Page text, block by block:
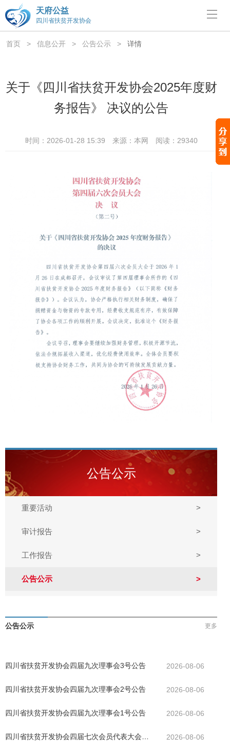
天府公益
四川省扶贫开发协会
首页 > 信息公开 > 公告公示 > 详情
关于《四川省扶贫开发协会2025年度财
务报告》 决议的公告
时间：2026-01-28 15:39 来源：本网 阅读：29340
公告公示
重要活动 >
审计报告 >
工作报告 >
公告公示 >
公告公示 更多
四川省扶贫开发协会四届九次理事会3号公告 2026-08-06
四川省扶贫开发协会四届九次理事会2号公告 2026-08-06
四川省扶贫开发协会四届九次理事会1号公告 2026-08-06
四川省扶贫开发协会四届七次会员代表大会公
2026-08-06